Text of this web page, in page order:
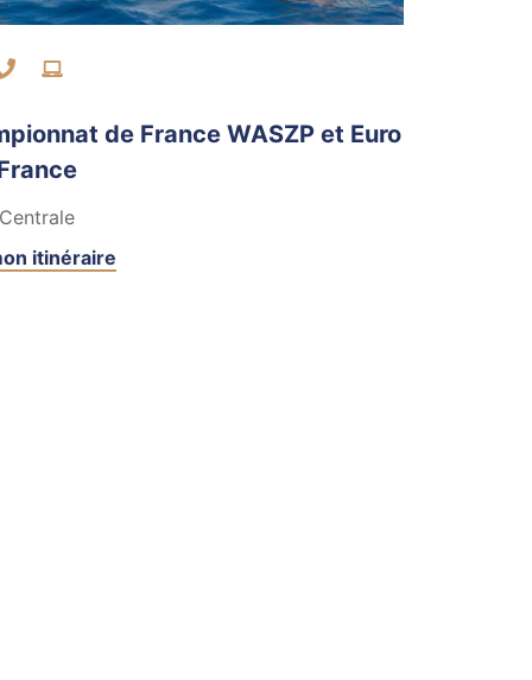
par mail
Contacter par téléphone
de France WASZP et Euro
itinéraire